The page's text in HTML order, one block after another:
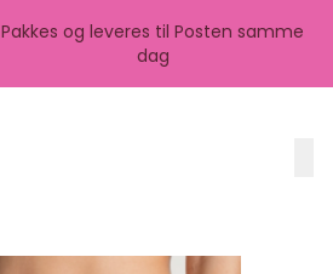
Pakkes og leveres til Posten samme
dag